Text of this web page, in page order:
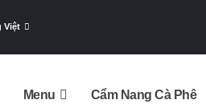
Việt
Menu Cẩm Nang Cà Phê